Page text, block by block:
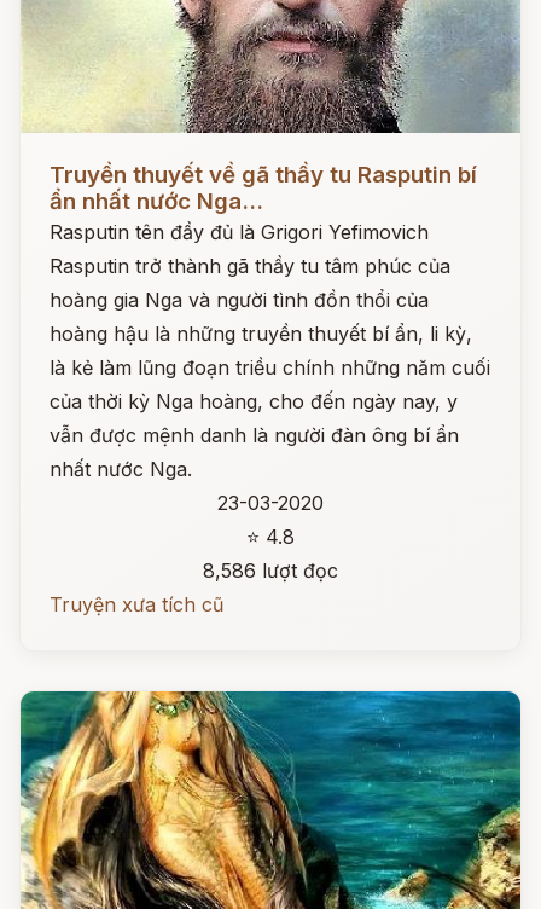
Đọc ngay
Truyền thuyết về gã thầy tu Rasputin bí
ẩn nhất nước Nga...
Rasputin tên đầy đủ là Grigori Yefimovich
Rasputin trở thành gã thầy tu tâm phúc của
hoàng gia Nga và người tình đồn thổi của
hoàng hậu là những truyền thuyết bí ẩn, li kỳ,
là kẻ làm lũng đoạn triều chính những năm cuối
của thời kỳ Nga hoàng, cho đến ngày nay, y
vẫn được mệnh danh là người đàn ông bí ẩn
nhất nước Nga.
23-03-2020
⭐ 4.8
8,586 lượt đọc
Truyện xưa tích cũ